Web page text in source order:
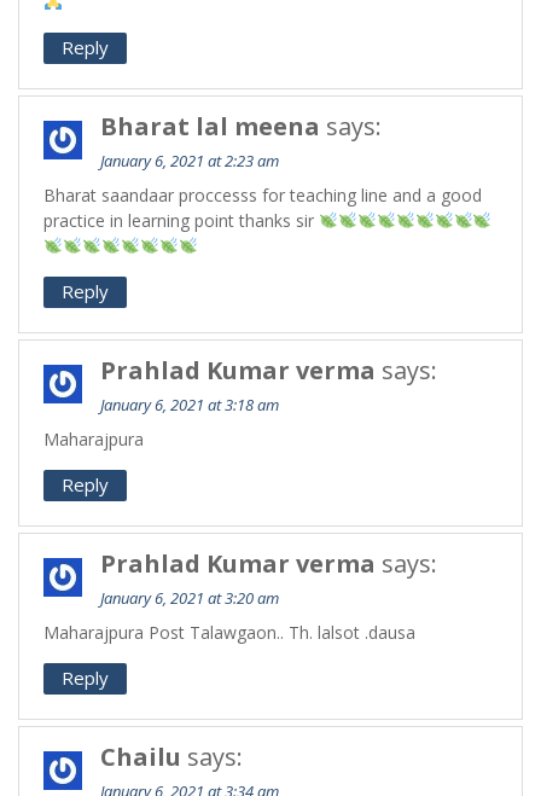
Reply
Bharat lal meena says:
January 6, 2021 at 2:23 am
Bharat saandaar proccesss for teaching line and a good
practice in learning point thanks sir
Reply
Prahlad Kumar verma says:
January 6, 2021 at 3:18 am
Maharajpura
Reply
Prahlad Kumar verma says:
January 6, 2021 at 3:20 am
Maharajpura Post Talawgaon.. Th. lalsot .dausa
Reply
Chailu says:
January 6, 2021 at 3:34 am